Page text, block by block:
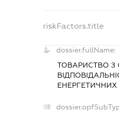
riskFactors.title
dossier.fullName:
ТОВАРИСТВО
ЕНЕРГЕТИЧНИХ